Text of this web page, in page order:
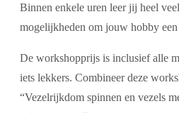
Binnen enkele uren leer jij heel
mogelijkheden om jouw hobby
De workshopprijs is inclusief alle
iets lekkers. Combineer deze
“Vezelrijkdom spinnen en vezels